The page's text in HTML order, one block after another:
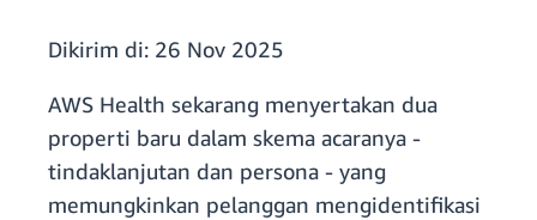
Dikirim di: 26 Nov 2025
AWS Health sekarang menyertakan dua
properti baru dalam skema acaranya -
tindaklanjutan dan persona - yang
memungkinkan pelanggan mengidentifikasi